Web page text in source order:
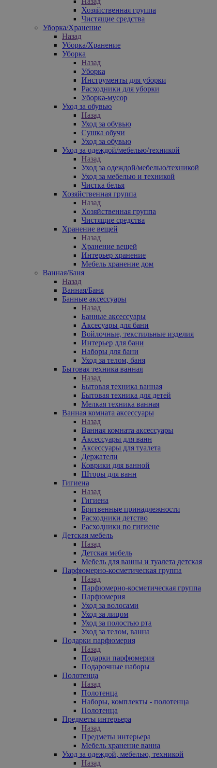
Хозяйственная группа
Чистящие средства
Уборка/Хранение
Назад
Уборка/Хранение
Уборка
Назад
Уборка
Инструменты для уборки
Расходники для уборки
Уборка-мусор
Уход за обувью
Назад
Уход за обувью
Сушка обучи
Уход за обувью
Уход за одеждой/мебелью/техникой
Назад
Уход за одеждой/мебелью/техникой
Уход за мебелью и техникой
Чистка белья
Хозяйственная группа
Назад
Хозяйственная группа
Чистящие средства
Хранение вещей
Назад
Хранение вещей
Интерьер хранение
Мебель хранение дом
Ванная/Баня
Назад
Ванная/Баня
Банные аксессуары
Назад
Банные аксессуары
Аксесуары для бани
Войлочные, текстильные изделия
Интерьер для бани
Наборы для бани
Уход за телом, баня
Бытовая техника ванная
Назад
Бытовая техника ванная
Бытовая техника для детей
Мелкая техника ванная
Ванная комната аксессуары
Назад
Ванная комната аксессуары
Аксессуары для ванн
Аксессуары для туалета
Держатели
Коврики для ванной
Шторы для ванн
Гигиена
Назад
Гигиена
Бритвенные принадлежности
Расходники детство
Расходники по гигиене
Детская мебель
Назад
Детская мебель
Мебель для ванны и туалета детская
Парфюмерно-косметическая группа
Назад
Парфюмерно-косметическая группа
Парфюмерия
Уход за волосами
Уход за лицом
Уход за полостью рта
Уход за телом, ванна
Подарки парфюмерия
Назад
Подарки парфюмерия
Подарочные наборы
Полотенца
Назад
Полотенца
Наборы, комплекты - полотенца
Полотенца
Предметы интерьера
Назад
Предметы интерьера
Мебель хранение ванна
Уход за одеждой, мебелью, техникой
Назад